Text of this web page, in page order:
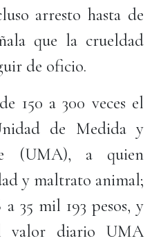
arresto hasta de
que la crueldad
de oficio.
150 a 300 veces el
de Medida y
(UMA), a quien
y maltrato animal;
35 mil 193 pesos, y
valor diario UMA